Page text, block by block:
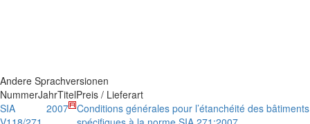
Andere Sprachversionen
NummerJahrTitelPreis / Lieferart
SIA
2007 Conditions générales pour l’étanchéité des